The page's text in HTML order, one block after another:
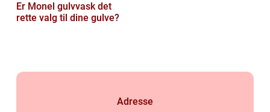
Er Monel gulvvask det
rette valg til dine gulve?
Adresse